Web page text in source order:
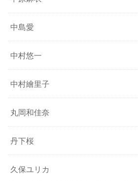
中島愛
中村悠一
中村繪里子
丸岡和佳奈
丹下桜
久保ユリカ